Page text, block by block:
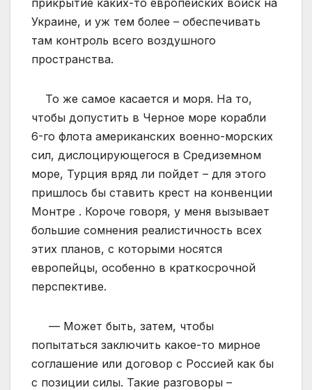
Украине, и уж тем более – обеспечивать
там контроль всего воздушного
пространства.
То же самое касается и моря. На то,
чтобы допустить в Черное море корабли
6-го флота американских военно-морских
сил, дислоцирующегося в Средиземном
море, Турция вряд ли пойдет – для этого
пришлось бы ставить крест на конвенции
Монтре . Короче говоря, у меня вызывает
большие сомнения реалистичность всех
этих планов, с которыми носятся
европейцы, особенно в краткосрочной
перспективе.
— Может быть, затем, чтобы
попытаться заключить какое-то мирное
соглашение или договор с Россией как бы
с позиции силы. Такие разговоры –